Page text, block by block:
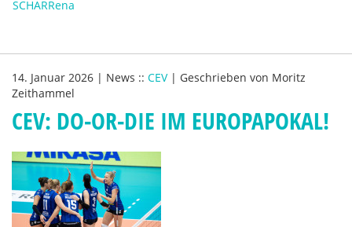
SCHARRena
14. Januar 2026 | News :: CEV | Geschrieben von Moritz
Zeithammel
CEV: DO-OR-DIE IM EUROPAPOKAL!